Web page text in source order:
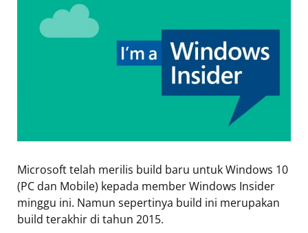
Microsoft telah merilis build baru untuk Windows 10
(PC dan Mobile) kepada member Windows Insider
minggu ini. Namun sepertinya build ini merupakan
build terakhir di tahun 2015.